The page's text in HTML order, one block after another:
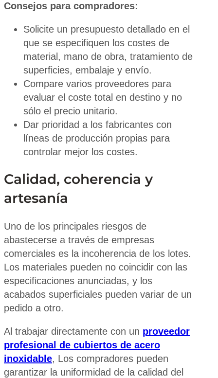
Consejos para compradores:
Solicite un presupuesto detallado en el
que se especifiquen los costes de
material, mano de obra, tratamiento de
superficies, embalaje y envío.
Compare varios proveedores para
evaluar el coste total en destino y no
sólo el precio unitario.
Dar prioridad a los fabricantes con
líneas de producción propias para
controlar mejor los costes.
Calidad, coherencia y
artesanía
Uno de los principales riesgos de
abastecerse a través de empresas
comerciales es la incoherencia de los lotes.
Los materiales pueden no coincidir con las
especificaciones anunciadas, y los
acabados superficiales pueden variar de un
pedido a otro.
Al trabajar directamente con un proveedor
profesional de cubiertos de acero
inoxidable, Los compradores pueden
garantizar la uniformidad de la calidad del